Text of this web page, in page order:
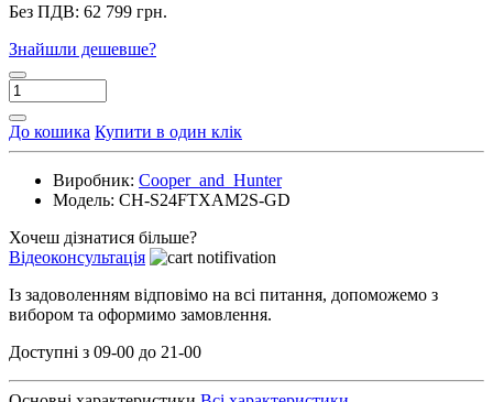
Без ПДВ: 62 799 грн.
Знайшли дешевше?
До кошика Купити в один клік
Виробник: Cooper_and_Hunter
Модель: CH-S24FTXAM2S-GD
Хочеш дізнатися більше?
Відеоконсультація
Із задоволенням відповімо на всі питання, допоможемо з
вибором та оформимо замовлення.
Доступні з 09-00 до 21-00